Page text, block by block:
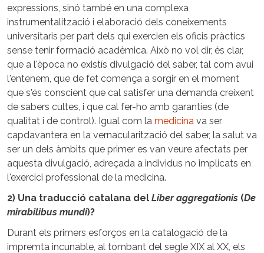
expressions, sinó també en una complexa
instrumentalització i elaboració dels coneixements
universitaris per part dels qui exercien els oficis pràctics
sense tenir formació acadèmica. Això no vol dir, és clar,
que a l'època no existís divulgació del saber, tal com avui
l'entenem, que de fet comença a sorgir en el moment
que s'és conscient que cal satisfer una demanda creixent
de sabers cultes, i que cal fer-ho amb garanties (de
qualitat i de control). Igual com la medicina va ser
capdavantera en la vernacularització del saber, la salut va
ser un dels àmbits que primer es van veure afectats per
aquesta divulgació, adreçada a individus no implicats en
l'exercici professional de la medicina.
2) Una traducció catalana del Liber aggregationis (De
mirabilibus mundi)?
Durant els primers esforços en la catalogació de la
impremta incunable, al tombant del segle XIX al XX, els